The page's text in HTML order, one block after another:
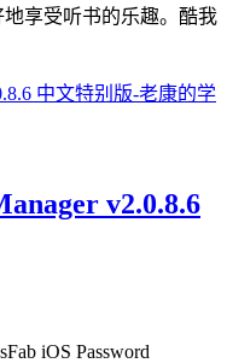
享受听书的乐趣。酷我
v2.0.8.6
iOS Password